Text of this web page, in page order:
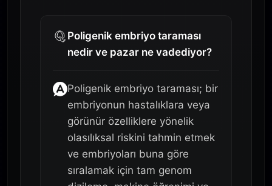
Poligenik embriyo taraması
nedir ve pazar ne vadediyor?
Poligenik embriyo taraması; bir
embriyonun hastalıklara veya
görünür özelliklere yönelik
olasılıksal riskini tahmin etmek
ve embriyoları buna göre
sıralamak için tam genom